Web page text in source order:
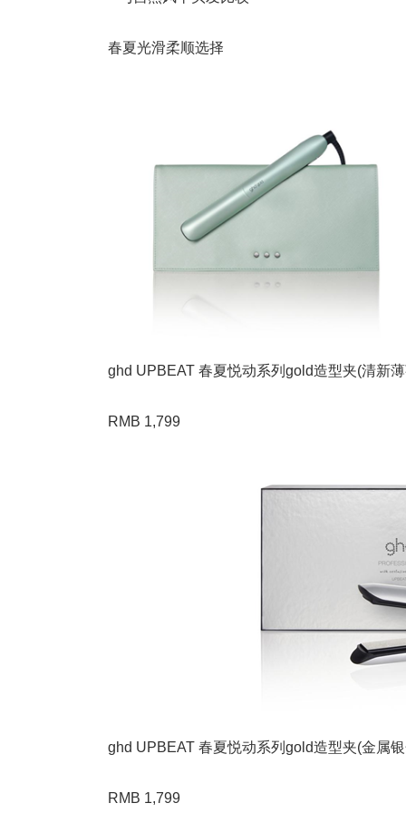
春夏光滑柔顺选择
ghd UPBEAT 春夏悦动系列gold造型夹(清新
RMB 1,799
ghd UPBEAT 春夏悦动系列gold造型夹(金属
RMB 1,799